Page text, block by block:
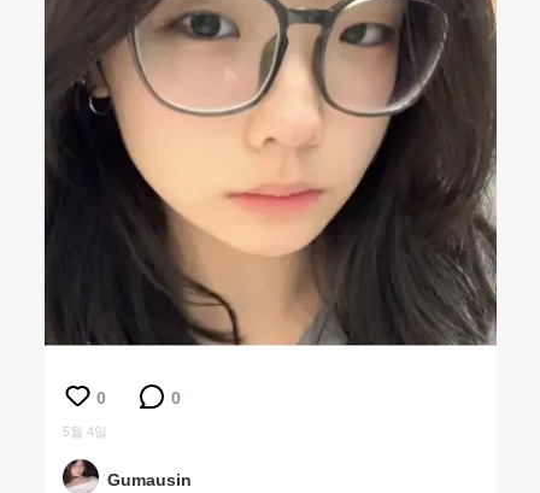
0 0
5월 4일
Gumausin